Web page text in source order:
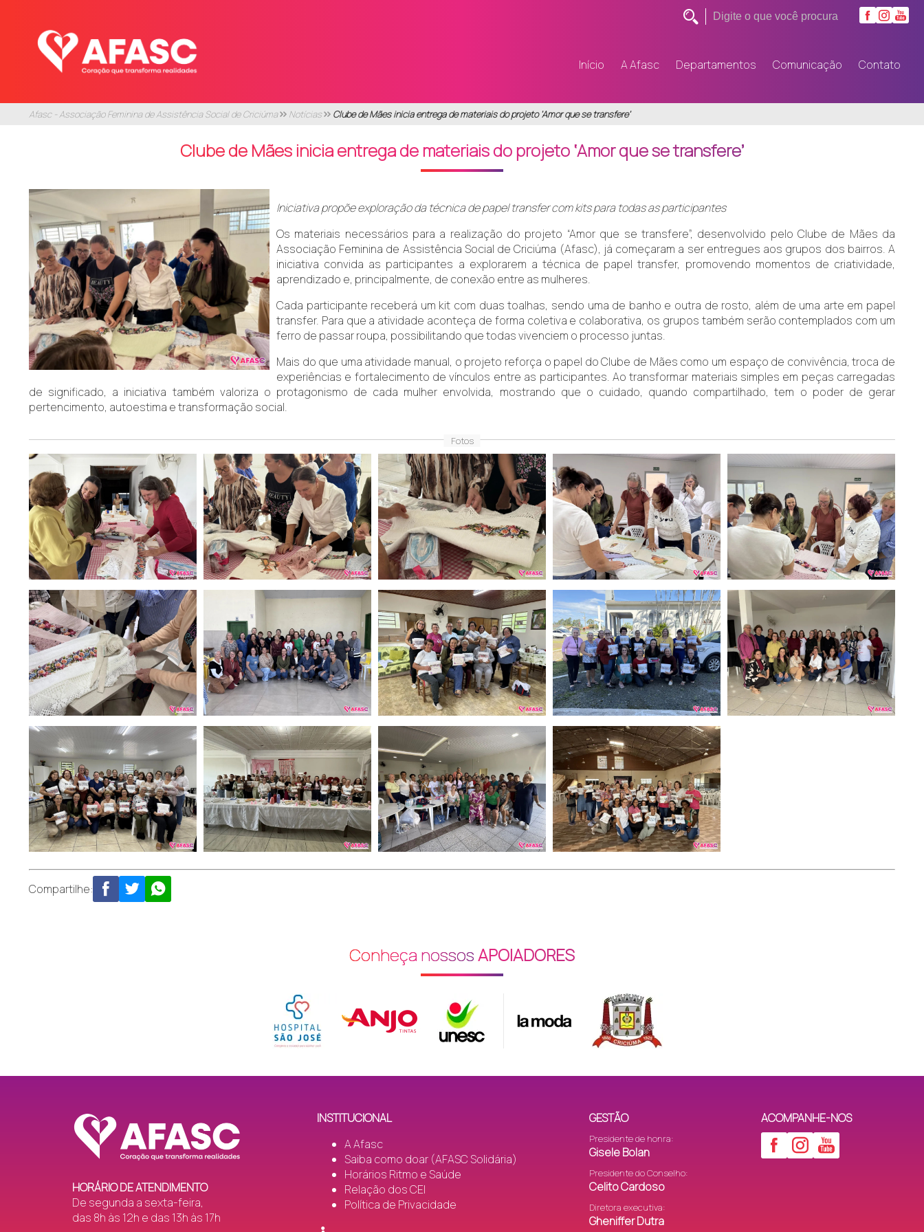
Início A Afasc Departamentos Comunicação Contato
Afasc - Associação Feminina de Assistência Social de Criciúma Notícias Clube de Mães inicia entrega de materiais do projeto ‘Amor que se transfere’
Clube de Mães inicia entrega de materiais do projeto ‘Amor que se transfere’
Iniciativa propõe exploração da técnica de papel transfer com kits para todas as participantes
Os materiais necessários para a realização do projeto “Amor que se transfere”, desenvolvido pelo Clube de Mães da
Associação Feminina de Assistência Social de Criciúma (Afasc), já começaram a ser entregues aos grupos dos bairros. A
iniciativa convida as participantes a explorarem a técnica de papel transfer, promovendo momentos de criatividade,
aprendizado e, principalmente, de conexão entre as mulheres.
Cada participante receberá um kit com duas toalhas, sendo uma de banho e outra de rosto, além de uma arte em papel
transfer. Para que a atividade aconteça de forma coletiva e colaborativa, os grupos também serão contemplados com um
ferro de passar roupa, possibilitando que todas vivenciem o processo juntas.
Mais do que uma atividade manual, o projeto reforça o papel do Clube de Mães como um espaço de convivência, troca de
experiências e fortalecimento de vínculos entre as participantes. Ao transformar materiais simples em peças carregadas
de significado, a iniciativa também valoriza o protagonismo de cada mulher envolvida, mostrando que o cuidado, quando compartilhado, tem o poder de gerar
pertencimento, autoestima e transformação social.
Fotos
Compartilhe:
Conheça nossosAPOIADORES
HORÁRIO DE ATENDIMENTO
De segunda a sexta-feira,
das 8h às 12h e das 13h às 17h
INSTITUCIONAL
A Afasc
Saiba como doar (AFASC Solidária)
Horários Ritmo e Saúde
Relação dos CEI
Política de Privacidade
GESTÃO
Presidente de honra:
Gisele Bolan
Presidente do Conselho:
Celito Cardoso
Diretora executiva:
Gheniffer Dutra
ACOMPANHE-NOS